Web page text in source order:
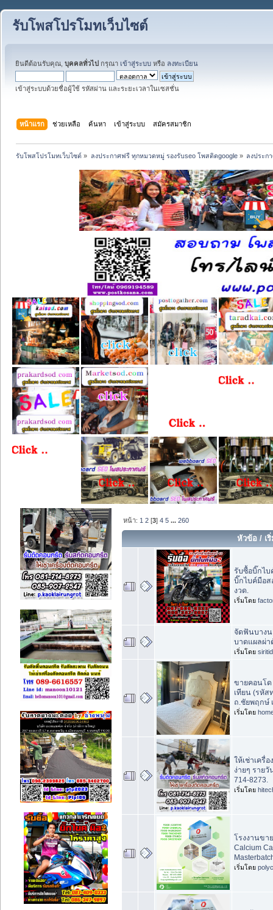
รับโพสโปรโมทเว็บไซต์
ยินดีต้อนรับคุณ, บุคคลทั่วไป กรุณา เข้าสู่ระบบ หรือ ลงทะเบียน
เข้าสู่ระบบด้วยชื่อผู้ใช้ รหัสผ่าน และระยะเวลาในเซสชั่น
หน้าแรก ช่วยเหลือ ค้นหา เข้าสู่ระบบ สมัครสมาชิก
รับโพสโปรโมทเว็บไซต์ » ลงประกาศฟรี ทุกหมวดหมู่ รองรับseo โพสติดgoogle» ลงประก
หน้า: 1 2 [3]4 5 ...260
หัวข้อ / เ
รับซื้อบิ๊กไบ
บิ๊กไบค์มือส
งวด.
เริ่มโดย
จัดฟันบางน
บาดแผลผ่า
เริ่มโดย
ขายคอนโด
เทียน (รหัส
ถ.ชัยพฤกษ์
เริ่มโดย
ให้เช่าเครื่
ง่ายๆ รายวั
714-8273.
เริ่มโดย
โรงงานขา
Calcium
เริ่มโดย